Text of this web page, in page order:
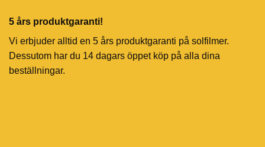
5 års produktgaranti!
Vi erbjuder alltid en 5 års produktgaranti på solfilmer.
Dessutom har du 14 dagars öppet köp på alla dina
beställningar.